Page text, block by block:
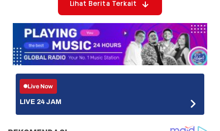
Lihat Berita Terkait
Live Now
LIVE 24 JAM